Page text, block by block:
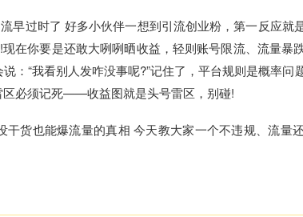
早过时了 好多小伙伴一想到引流创业粉，第一反应就
在你要是还敢大咧咧晒收益，轻则账号限流、流量暴
：“我看别人发咋没事呢?”记住了，平台规则是概率问
区必须记死——收益图就是头号雷区，别碰!
干货也能爆流量的真相 今天教大家一个不违规、流